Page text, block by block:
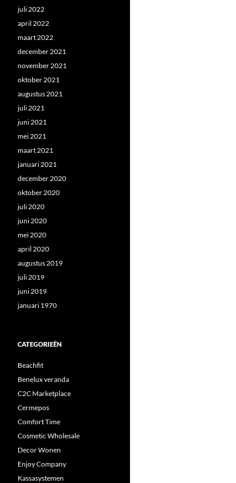
juli 2022
april 2022
maart 2022
december 2021
november 2021
oktober 2021
augustus 2021
juli 2021
juni 2021
mei 2021
maart 2021
januari 2021
december 2020
oktober 2020
juli 2020
juni 2020
mei 2020
april 2020
augustus 2019
juli 2019
juni 2019
januari 1970
CATEGORIEËN
Beachfit
Benelux veranda
C2C Marketplace
Cermepos
Comfort Time
Cosmetic Wholesale
Decor Wonen
Enjoy Company
Kassasystemen